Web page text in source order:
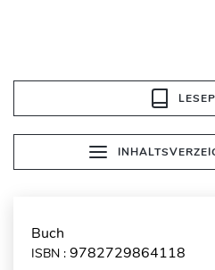
Buch
ISBN : 9782729864118